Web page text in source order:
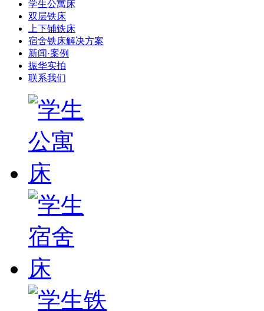
学生公寓床
双层铁床
上下铺铁床
宿舍铁床解决方案
新闻·案例
振华实拍
联系我们